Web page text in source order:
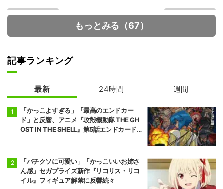
炎炎ノ消防隊 参
ノ章 第2クール
葬送のフリーレ
ン 2期
もっとみる（67）
記事ランキング
最新 24時間 週間
「かっこよすぎる」「最高のエンドカー
ド」と反響、アニメ『攻殻機動隊 THE GH
OST IN THE SHELL』第5話エンドカード公
「バチクソに可愛い」「かっこいいお姉さ
ん感」セガプライズ新作『リコリス・リコ
イル』フィギュア解禁に反響続々